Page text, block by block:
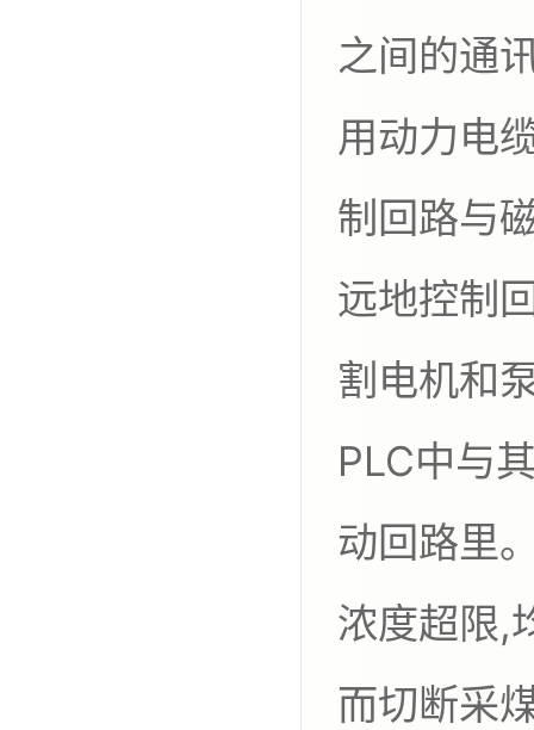
之间的通
用动力电
制回路与
远地控制
割电机和
PLC中与
动回路里
浓度超限,
而切断采